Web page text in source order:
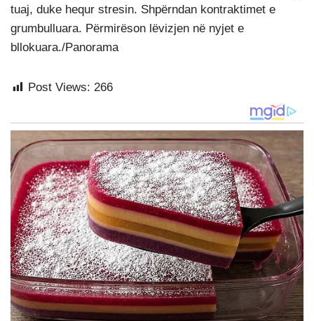
tuaj, duke hequr stresin. Shpërndan kontraktimet e
grumbulluara. Përmirëson lëvizjen në nyjet e
bllokuara./Panorama
Post Views: 266